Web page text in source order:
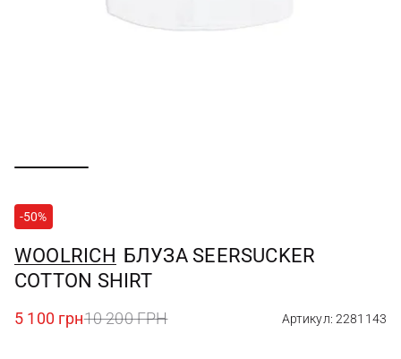
-50%
WOOLRICH БЛУЗА SEERSUCKER
COTTON SHIRT
5 100 грн10 200 ГРН Артикул: 2281143